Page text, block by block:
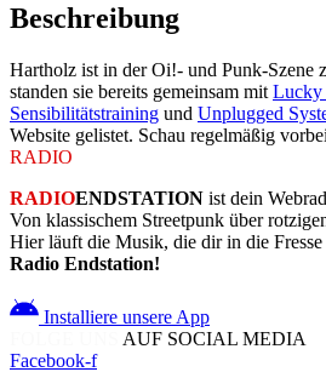
Beschreibung
Hartholz ist in der Oi!- und Punk-Szene
standen sie bereits gemeinsam mit Lucky
Sensibilitätstraining und Unplugged
Website gelistet. Schau regelmäßig
RADIO
RADIOENDSTATION ist dein
Von klassischem Streetpunk über
Hier läuft die Musik, die dir in die Fresse
Radio Endstation!
Installiere unsere App
AUF SOCIAL MEDIA
Facebook-f